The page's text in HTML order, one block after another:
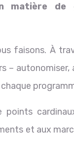
matière
faisons. À
–
et aux